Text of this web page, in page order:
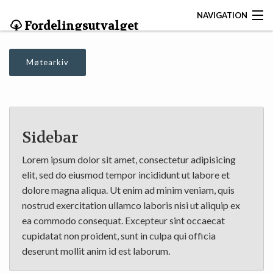
Fordelingsutvalget
NAVIGATION
SØK
KONTAKT OSS
FORDELINGSUTVALGET
MØTEARKIV
DOKUMENTER
Møtearkiv
Sidebar
Lorem ipsum dolor sit amet, consectetur adipisicing
elit, sed do eiusmod tempor incididunt ut labore et
dolore magna aliqua. Ut enim ad minim veniam, quis
nostrud exercitation ullamco laboris nisi ut aliquip ex
ea commodo consequat. Excepteur sint occaecat
cupidatat non proident, sunt in culpa qui officia
deserunt mollit anim id est laborum.